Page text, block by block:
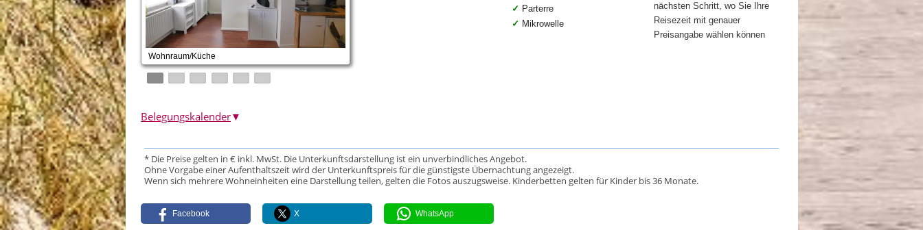
Wohnraum/Küche
Parterre
Mikrowelle
nächsten Schritt, wo Sie Ihre
Reisezeit mit genauer
Preisangabe wählen können
Belegungskalender▼
* Die Preise gelten in € inkl. MwSt. Die Unterkunftsdarstellung ist ein unverbindliches Angebot.
Ohne Vorgabe einer Aufenthaltszeit wird der Unterkunftspreis für die günstigste Übernachtung angezeigt.
Wenn sich mehrere Wohneinheiten eine Darstellung teilen, gelten die Fotos auszugsweise. Kinderbetten gelten für Kinder bis 36 Monate.
Facebook X WhatsApp